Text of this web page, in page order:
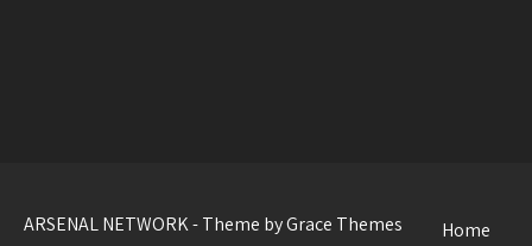
ARSENAL NETWORK - Theme by Grace Themes Home